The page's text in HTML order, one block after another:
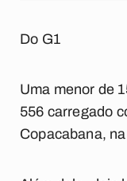
Do G1
Uma menor de
556 carregado
Copacabana,